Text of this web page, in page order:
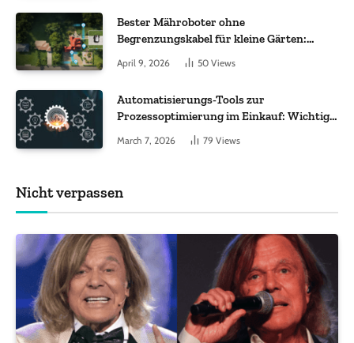
Bester Mähroboter ohne
Begrenzungskabel für kleine Gärten:
Worauf es bei 200 bis 500 m² wirklich
ankommt
April 9, 2026 50 Views
Automatisierungs-Tools zur
Prozessoptimierung im Einkauf: Wichtige
Funktionen, auf die Sie achten sollten
March 7, 2026 79 Views
Nicht verpassen